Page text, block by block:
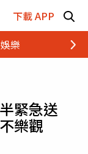
下載 APP
娛樂 財經
緊急送
樂觀